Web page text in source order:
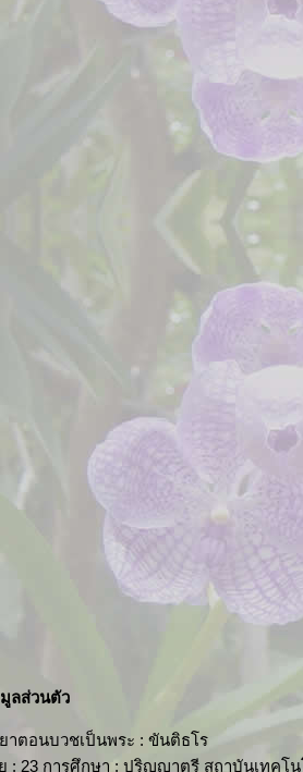
ลส่วนตัว
าตอนบวชเป็นพระ : ขันติธโร
: 23 การศึกษา : ปริญญาตรี สถาบันเทคโ